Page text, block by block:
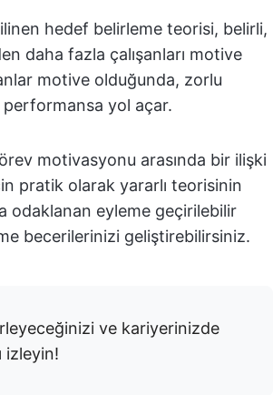
hedef belirleme teorisi, belirli,
daha fazla çalışanları motive
motive olduğunda, zorlu
performansa yol açar.
motivasyonu arasında bir ilişki
pratik olarak yararlı teorisinin
odaklanan eyleme geçirilebilir
becerilerinizi geliştirebilirsiniz.
ve kariyerinizde
izleyin!